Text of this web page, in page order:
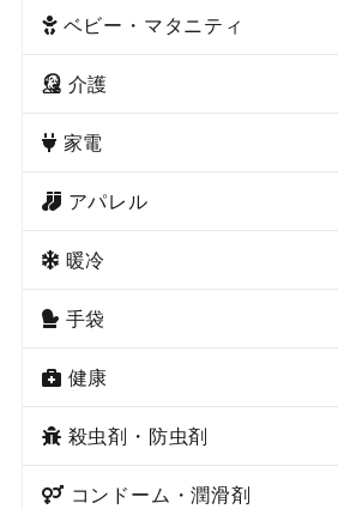
ベビー・マタニティ
介護
家電
アパレル
暖冷
手袋
健康
殺虫剤・防虫剤
コンドーム・潤滑剤